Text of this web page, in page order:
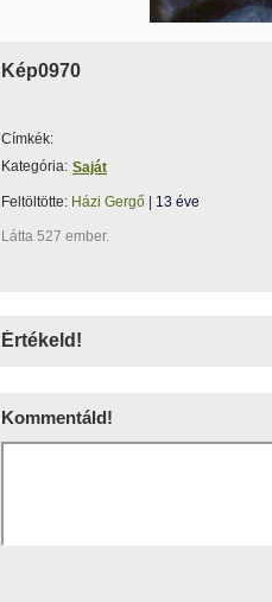
Kép0970
Címkék:
Kategória: Saját
Feltöltötte: Házi Gergő 13 éve
Látta 527 ember.
Értékeld!
Kommentáld!